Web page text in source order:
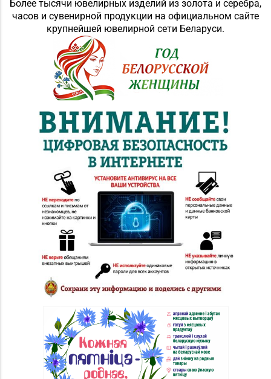
Более тысячи ювелирных изделий из золота и серебра,
часов и сувенирной продукции на официальном сайте
крупнейшей ювелирной сети Беларуси.